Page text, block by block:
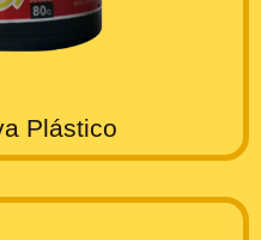
Plástico